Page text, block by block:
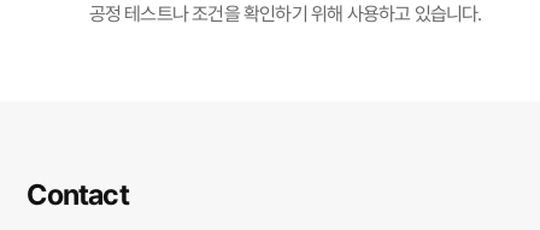
공정 테스트나 조건을 확인하기 위해 사용하고 있습니다.
Contact